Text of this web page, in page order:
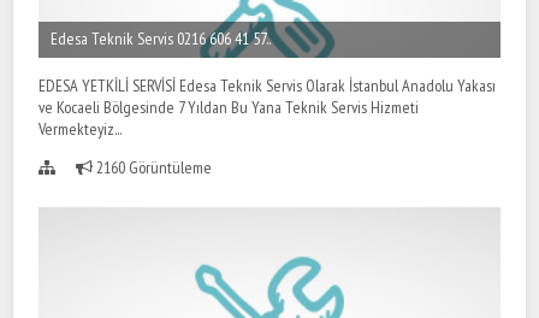
Edesa Teknik Servis 0216 606 41 57..
EDESA YETKİLİ SERVİSİ Edesa Teknik Servis Olarak İstanbul Anadolu Yakası
ve Kocaeli Bölgesinde 7 Yıldan Bu Yana Teknik Servis Hizmeti
Vermekteyiz...
2160 Görüntüleme